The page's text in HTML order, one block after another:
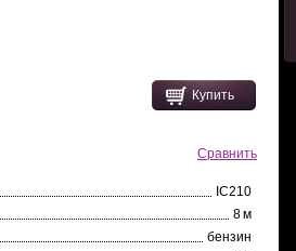
Купить
Сравнить
IC210
8 м
бензин